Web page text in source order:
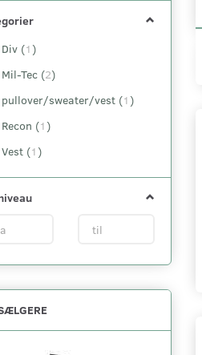
Div (1 )
Mil-Tec (2)
pullover/sweater/vest (1 )
Recon (1 )
Vest (1 )